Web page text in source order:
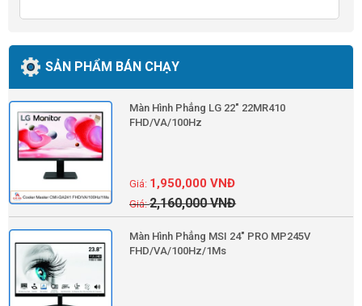
SẢN PHẨM BÁN CHẠY
Màn Hình Phẳng LG 22" 22MR410
FHD/VA/100Hz
2,160,000VNĐ
1,950,000VNĐ
Màn Hình Phẳng MSI 24" PRO MP245V
FHD/VA/100Hz/1Ms